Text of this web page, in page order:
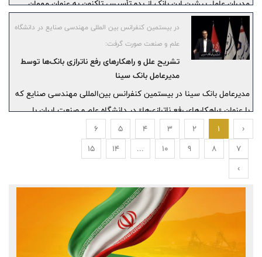
مدیران عامل پیشین این بانک از بدو تأسیس تاکنون به عنوان مهمان
ویژه، در شهر اصفهان برگزار شد.در بیستمین کنفرانس بین المللی مهندسی صنایع در دانشگاه
علم و صنعت صورت گرفت:
تشریح علل و راهکار‍‌های رفع ناترازی بانک‌ها توسط
مدیرعامل بانک سینا
مدیرعامل بانک سینا در بیستمین کنفرانس بین‌المللی مهندسی صنایع که
با عنوان «راهکارهای رفع ناترازی‌ها» در دانشگاه علم و صنعت ایران با
حضور اساتید و صاحب‌نظران حوزه اقتصاد، بازارهای مالی و مهندسی برگزار
شد، با ایراد سخنرانی به دلایل ناترازی بانک‌ها و تاثیرات آن بر افزایش پایه
پولی، نقدینگی و تورم پرداخت و راهکارهای رفع ناترازی در بانک‌ها را تشریح
کرد.
‹
1
2
3
4
5
6
7
8
9
10
...
14
15
›